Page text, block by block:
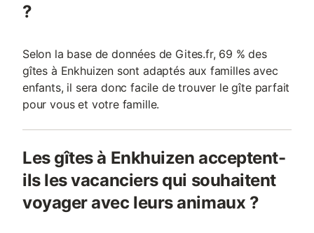
?
Selon la base de données de Gites.fr, 69 % des
gîtes à Enkhuizen sont adaptés aux familles avec
enfants, il sera donc facile de trouver le gîte parfait
pour vous et votre famille.
Les gîtes à Enkhuizen acceptent-
ils les vacanciers qui souhaitent
voyager avec leurs animaux ?